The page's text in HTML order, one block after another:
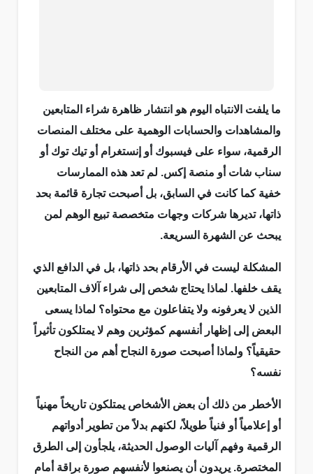
ما يلفت الانتباه اليوم هو انتشار ظاهرة شراء المتابعين
والمشاهدات والحسابات الوهمية على مختلف المنصات
الرقمية، سواء على فيسبوك أو إنستغرام أو تيك توك أو
سناب شات أو منصة إكس. لم تعد هذه الممارسات
خفية كما كانت في السابق، بل أصبحت تجارة قائمة بحد
ذاتها، تديرها شركات وجهات متخصصة تبيع الوهم لمن
يبحث عن الشهرة السريعة.
المشكلة ليست في الأرقام بحد ذاتها، بل في الدافع الذي
يقف خلفها. لماذا يحتاج شخص إلى شراء آلاف المتابعين
الذين لا يعرفونه ولا يتفاعلون مع محتواه؟ لماذا يسعى
البعض إلى إظهار أنفسهم كمؤثرين وهم لا يمتلكون تأثيراً
حقيقياً؟ ولماذا أصبحت صورة النجاح أهم من النجاح
نفسه؟
الأخطر من ذلك أن بعض الأشخاص يمتلكون تاريخاً مهنياً
أو إعلامياً أو فنياً طويلاً، لكنهم بدلاً من تطوير أدواتهم
الرقمية وفهم آليات الوصول الحديثة، يلجأون إلى الطرق
المختصرة. يريدون أن يصنعوا لأنفسهم صورة براقة أمام